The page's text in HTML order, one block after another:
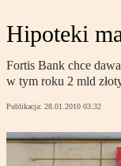
Hipoteki
Fortis Bank chce
w tym roku 2 mld
Publikacja: 28.01.2010 03:32